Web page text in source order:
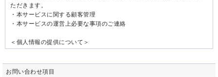
ただきます。
・本サービスに関する顧客管理
・本サービスの運営上必要な事項のご連絡
＜個人情報の提供について＞
当社ではお客様の同意を得た場合または法令に定められた場合を除き、
お問い合わせ項目